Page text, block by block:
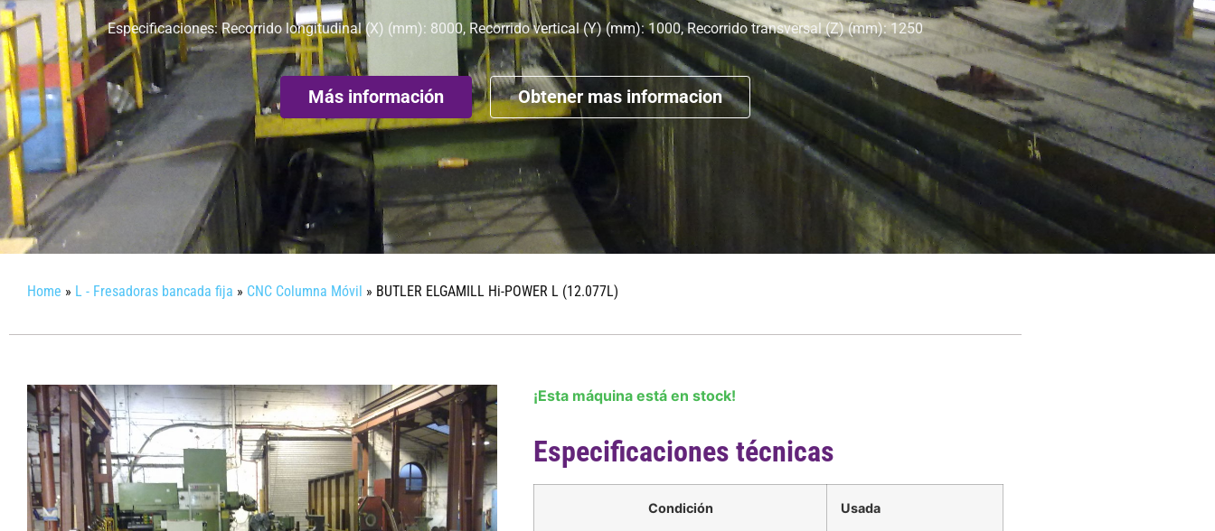
Especificaciones: Recorrido longitudinal (X) (mm): 8000, Recorrido vertical (Y) (mm): 1000, Recorrido transversal (Z) (mm): 1250
Más información Obtener mas informacion
Home » L - Fresadoras bancada fija » CNC Columna Móvil » BUTLER ELGAMILL Hi-POWER L (12.077L)
¡Esta máquina está en stock!
Especificaciones técnicas
Condición Usada